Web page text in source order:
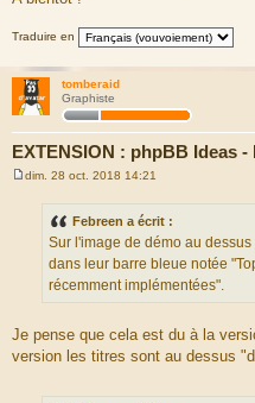
Traduire en
tomberaid
Graphiste
EXTENSION : phpBB Ideas
dim. 28 oct. 2018 14:21
Febreen a écrit :
Sur l'image de démo au
dans leur barre bleue notée
récemment implémentées".
Je pense que cela est du à la
version les titres sont au dessus